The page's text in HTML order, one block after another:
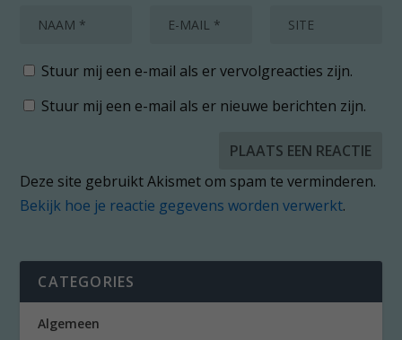
Stuur mij een e-mail als er vervolgreacties zijn.
Stuur mij een e-mail als er nieuwe berichten zijn.
Deze site gebruikt Akismet om spam te verminderen.
Bekijk hoe je reactie gegevens worden verwerkt.
CATEGORIES
Algemeen